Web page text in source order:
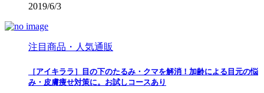
2019/6/3
注目商品・人気通販
［アイキララ］目の下のたるみ・クマを解消！加齢による目元の悩
み・皮膚痩せ対策に。お試しコースあり